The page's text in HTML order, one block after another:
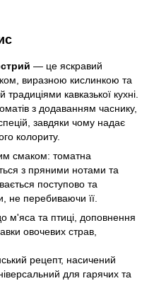
— це яскравий
виразною кислинкою та
кавказької кухні.
з додаванням часнику,
завдяки чому надає
колориту.
смаком: томатна
з пряними нотами та
поступово та
не перебиваючи її.
м'яса та птиці, доповнення
овочевих страв,
рецепт, насичений
для гарячих та